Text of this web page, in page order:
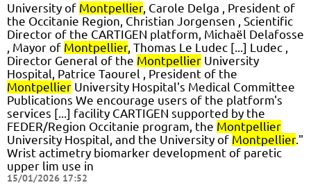
University of Montpellier, Carole Delga , President of
the Occitanie Region, Christian Jorgensen , Scientific
Director of the CARTIGEN platform, Michaël Delafosse
, Mayor of Montpellier, Thomas Le Ludec [...] Ludec ,
Director General of the Montpellier University
Hospital, Patrice Taourel , President of the
Montpellier University Hospital's Medical Committee
Publications We encourage users of the platform's
services [...] facility CARTIGEN supported by the
FEDER/Region Occitanie program, the Montpellier
University Hospital, and the University of Montpellier."
Wrist actimetry biomarker development of paretic
upper lim use in
15/01/2026 17:52